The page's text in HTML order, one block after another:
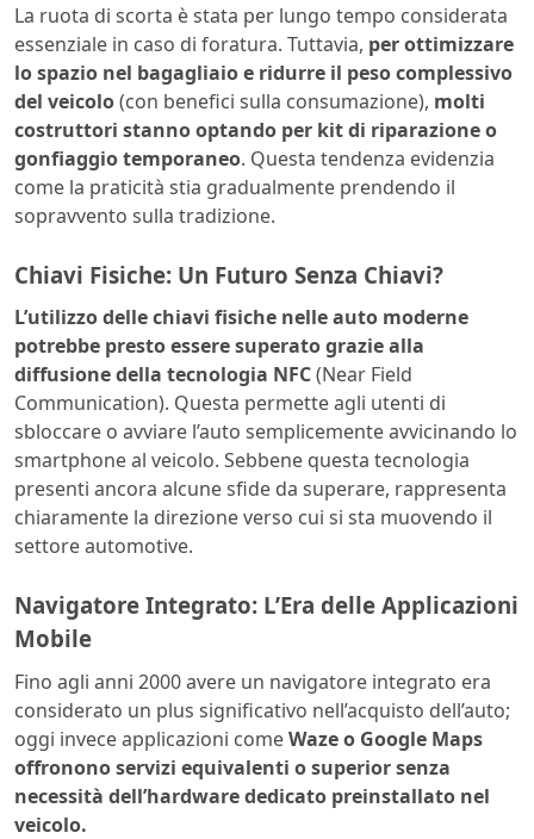
La ruota di scorta è stata per lungo tempo considerata
essenziale in caso di foratura. Tuttavia, per ottimizzare
lo spazio nel bagagliaio e ridurre il peso complessivo
del veicolo(con benefici sulla consumazione), molti
costruttori stanno optando per kit di riparazione o
gonfiaggio temporaneo. Questa tendenza evidenzia
come la praticità stia gradualmente prendendo il
sopravvento sulla tradizione.
Chiavi Fisiche: Un Futuro Senza Chiavi?
L’utilizzo delle chiavi fisiche nelle auto moderne
potrebbe presto essere superato grazie alla
diffusione della tecnologia NFC(Near Field
Communication). Questa permette agli utenti di
sbloccare o avviare l’auto semplicemente avvicinando lo
smartphone al veicolo. Sebbene questa tecnologia
presenti ancora alcune sfide da superare, rappresenta
chiaramente la direzione verso cui si sta muovendo il
settore automotive.
Navigatore Integrato: L’Era delle Applicazioni
Mobile
Fino agli anni 2000 avere un navigatore integrato era
considerato un plus significativo nell’acquisto dell’auto;
oggi invece applicazioni comeWaze o Google Maps
offronono servizi equivalenti o superior senza
necessità dell’hardware dedicato preinstallato nel
veicolo.